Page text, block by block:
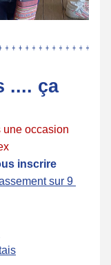
.... ça
une occasion
inscrire
sur 9